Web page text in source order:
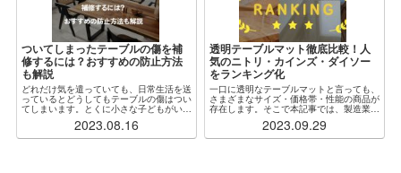
ついてしまったテーブルの傷を補
修するには？おすすめの防止方法
も解説
どれだけ気を遣っていても、日常生活を送
っているとどうしてもテーブルの傷はつい
てしまいます。とくに小さな子どもがいる
場合、ふとしたことがきっかけで木製・ガ
ラス製問わず傷だらけになってしまうこと
もしばしばです。傷をつけないように注意
2023.08.16
透明テーブルマット徹底比較！人
気のニトリ・カインズ・ダイソー
をランキング化
一口に透明なテーブルマットと言っても、
さまざまなサイズ・価格帯・性能の商品が
存在します。そこで本記事では、製造業者
からも見解をもらいつつ、特に人気な各社
の透明テーブルマットを厳選・比較し、ラ
ンキング化しました。加えて、「自分の状
2023.09.29